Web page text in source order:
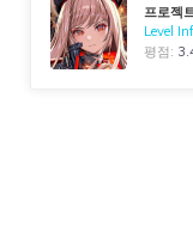
프로젝
Level
평점: